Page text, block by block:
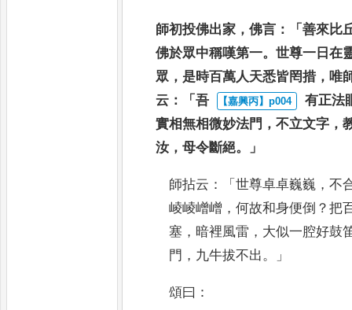
師初投佛出家 ，佛言 ：「善來比
佛於眾中稱嘆第一。世尊一日在
眾 ， 是時百萬人天悉皆罔措，唯
云 ：「吾
有正法
實相無相微妙法門 ，不立文字 ，
汝 ，母令斷絕。」
師拈云 ：「世尊卓卓巍巍 ，不
崚崚嶒嶒 ，何故和身便倒 ？把
塞 ， 暗裡風雷 ， 大似一腔好鼓
門 ， 九牛拔不出。」
頌曰 ：